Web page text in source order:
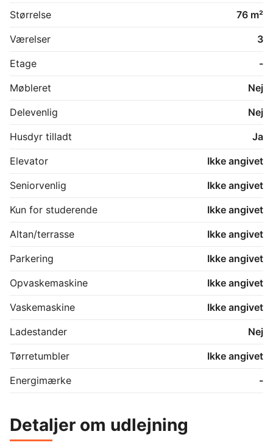
Størrelse
76 m²
Værelser
3
Etage
-
Møbleret
Nej
Delevenlig
Nej
Husdyr tilladt
Ja
Elevator
Ikke angivet
Seniorvenlig
Ikke angivet
Kun for studerende
Ikke angivet
Altan/terrasse
Ikke angivet
Parkering
Ikke angivet
Opvaskemaskine
Ikke angivet
Vaskemaskine
Ikke angivet
Ladestander
Nej
Tørretumbler
Ikke angivet
Energimærke
-
Detaljer om udlejning